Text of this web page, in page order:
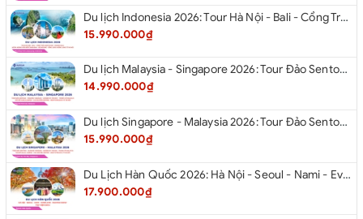
Du lịch Indonesia 2026: Tour Hà Nội - Bali - Cổng Trời Lempuyang - Swings Bali - Ngắm hoàng hôn biển Jimbaran - Kelingking - Sống Lưng Khủng Long từ Hà Nội
15.990.000₫
Du lịch Malaysia - Singapore 2026: Tour Đảo Sentosa - Madame Tussause - Garden By The Bay - Thành Cổ Malacca - Thủ Đô Kualalumpur - Cao Nguyên Genting - New Putrajaya từ Hà Nội
14.990.000₫
Du lịch Singapore - Malaysia 2026: Tour Đảo Sentosa - Madame Tussauds - Garden By The Bay - Thành cổ Malacca - Thủ đô Kuala Lumpur - Cao nguyên Genting - New Putrajaya từ Hà Nội
15.990.000₫
Du Lịch Hàn Quốc 2026: Hà Nội - Seoul - Nami - Everland - Painter Show - Thư Viện Sách
17.900.000₫